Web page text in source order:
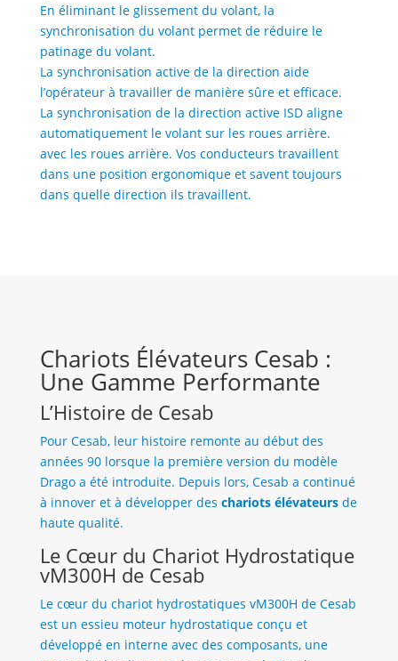
En éliminant le glissement du volant, la
synchronisation du volant permet de réduire le
patinage du volant.
La synchronisation active de la direction aide
l’opérateur à travailler de manière sûre et efficace.
La synchronisation de la direction active ISD aligne
automatiquement le volant sur les roues arrière.
avec les roues arrière. Vos conducteurs travaillent
dans une position ergonomique et savent toujours
dans quelle direction ils travaillent.
Chariots Élévateurs Cesab :
Une Gamme Performante
L’Histoire de Cesab
Pour Cesab, leur histoire remonte au début des
années 90 lorsque la première version du modèle
Drago a été introduite. Depuis lors, Cesab a continué
à innover et à développer des chariots élévateursde
haute qualité.
Le Cœur du Chariot Hydrostatique
vM300H de Cesab
Le cœur du chariot hydrostatiques vM300H de Cesab
est un essieu moteur hydrostatique conçu et
développé en interne avec des composants, une